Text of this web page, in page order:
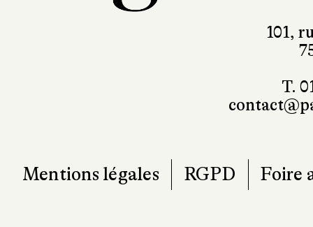
101,
T.
Mentions légales RGPD Foire